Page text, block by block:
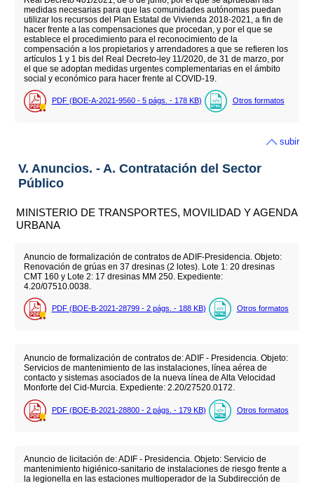
medidas necesarias para que las comunidades autónomas puedan
utilizar los recursos del Plan Estatal de Vivienda 2018-2021, a fin de
hacer frente a las compensaciones que procedan, y por el que se
establece el procedimiento para el reconocimiento de la
compensación a los propietarios y arrendadores a que se refieren los
artículos 1 y 1 bis del Real Decreto-ley 11/2020, de 31 de marzo, por
el que se adoptan medidas urgentes complementarias en el ámbito
social y económico para hacer frente al COVID-19.
PDF (BOE-A-2021-9560 - 5 págs. - 178 KB) Otros formatos
subir
V. Anuncios. - A. Contratación del Sector
Público
MINISTERIO DE TRANSPORTES, MOVILIDAD Y AGENDA
URBANA
Anuncio de formalización de contratos de ADIF-Presidencia. Objeto:
Renovación de grúas en 37 dresinas (2 lotes). Lote 1: 20 dresinas
CMT 160 y Lote 2: 17 dresinas MM 250. Expediente:
4.20/07510.0038.
PDF (BOE-B-2021-28799 - 2 págs. - 188 KB) Otros formatos
Anuncio de formalización de contratos de: ADIF - Presidencia. Objeto:
Servicios de mantenimiento de las instalaciones, línea aérea de
contacto y sistemas asociados de la nueva línea de Alta Velocidad
Monforte del Cid-Murcia. Expediente: 2.20/27520.0172.
PDF (BOE-B-2021-28800 - 2 págs. - 179 KB) Otros formatos
Anuncio de licitación de: ADIF - Presidencia. Objeto: Servicio de
mantenimiento higiénico-sanitario de instalaciones de riesgo frente a
la legionella en las estaciones multioperador de la Subdirección de